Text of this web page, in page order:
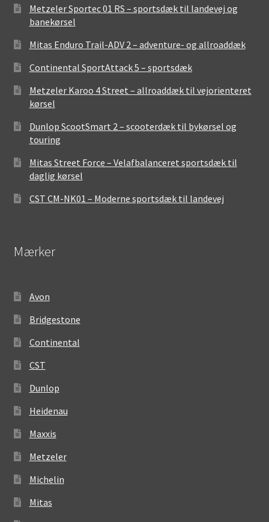
Metzeler Sportec 01 RS – sportsdæk til landevej og
banekørsel
Mitas Enduro Trail-ADV 2 – adventure- og allroaddæk
Continental SportAttack 5 – sportsdæk
Metzeler Karoo 4 Street – allroaddæk til vejorienteret
kørsel
Dunlop ScootSmart 2 – scooterdæk til bykørsel og
touring
Mitas Street Force – Velafbalanceret sportsdæk til
daglig kørsel
CST CM-NK01 – Moderne sportsdæk til landevej
Mærker
Avon
Bridgestone
Continental
CST
Dunlop
Heidenau
Maxxis
Metzeler
Michelin
Mitas